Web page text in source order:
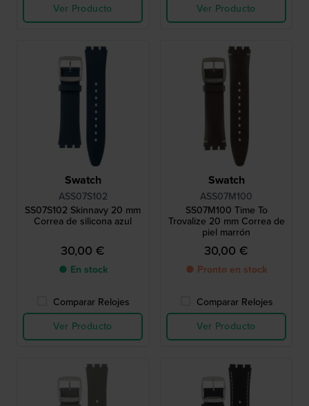
Ver Producto
Ver Producto
Swatch
ASS07S102
SS07S102 Skinnavy 20 mm
Correa de silicona azul
30,00 €
● En stock
Comparar Relojes
Ver Producto
Swatch
ASS07M100
SS07M100 Time To
Trovalize 20 mm Correa de
piel marrón
30,00 €
● Pronto en stock
Comparar Relojes
Ver Producto